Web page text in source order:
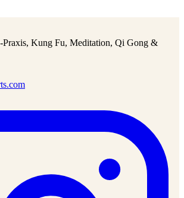
Praxis, Kung Fu, Meditation, Qi Gong &